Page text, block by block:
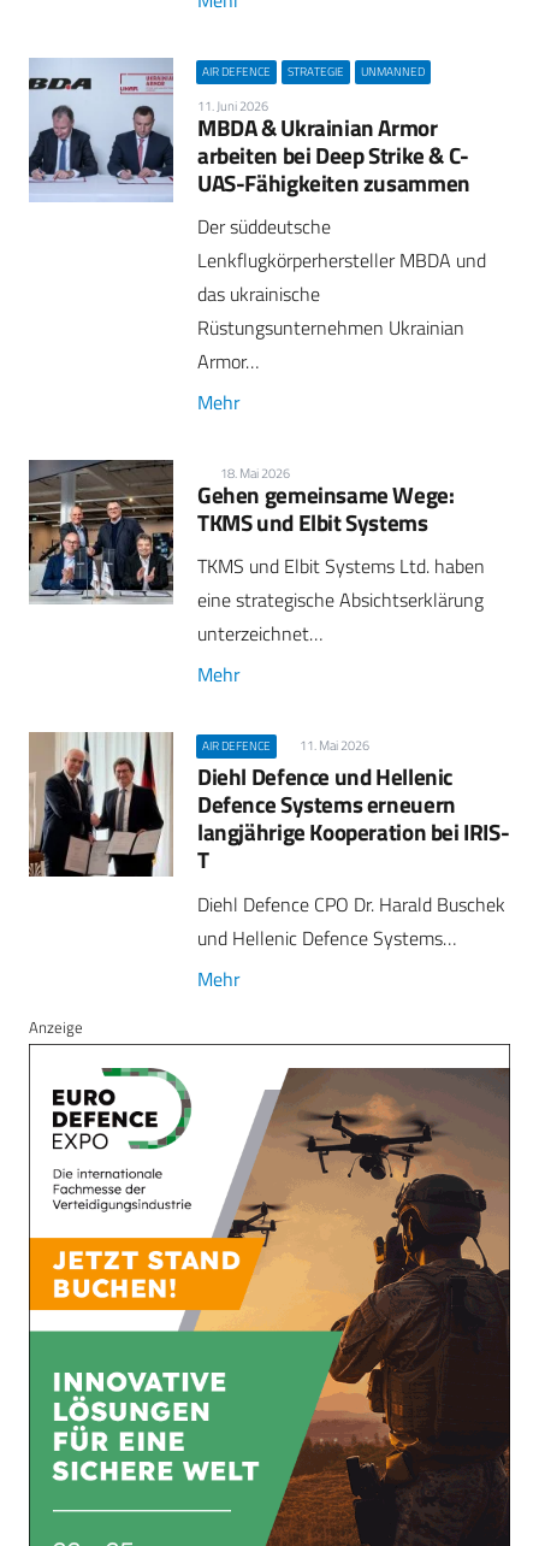
AIR DEFENCE STRATEGIE UNMANNED
11. Juni 2026
MBDA & Ukrainian Armor
arbeiten bei Deep Strike & C-
UAS-Fähigkeiten zusammen
Der süddeutsche
Lenkflugkörperhersteller MBDA und
das ukrainische
Rüstungsunternehmen Ukrainian
Armor…
Mehr
18. Mai 2026
Gehen gemeinsame Wege:
TKMS und Elbit Systems
TKMS und Elbit Systems Ltd. haben
eine strategische Absichtserklärung
unterzeichnet…
Mehr
AIR DEFENCE 11. Mai 2026
Diehl Defence und Hellenic
Defence Systems erneuern
langjährige Kooperation bei IRIS-
T
Diehl Defence CPO Dr. Harald Buschek
und Hellenic Defence Systems…
Mehr
Anzeige